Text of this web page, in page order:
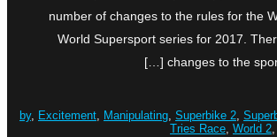
number of changes to the rules for the
World Supersport series for 2017.
changes to the
, Excitement, Manipulating, Superbike 2,
Tries Race, World 2,